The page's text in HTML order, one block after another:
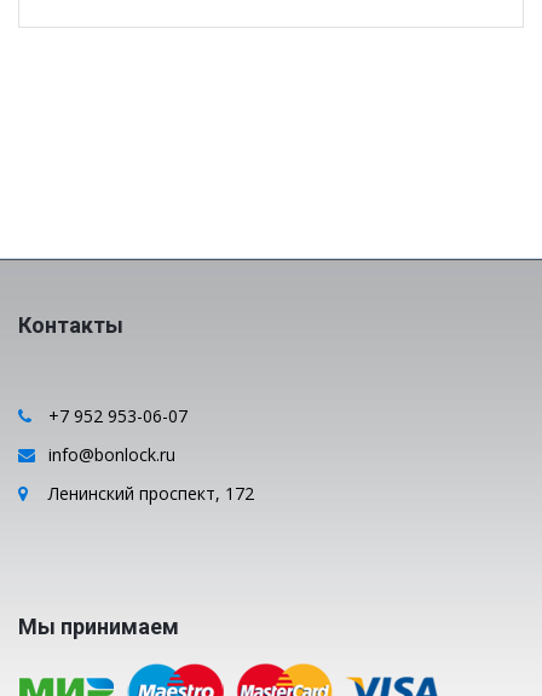
Контакты
+7 952 953-06-07
info@bonlock.ru
Ленинский проспект, 172
Мы принимаем